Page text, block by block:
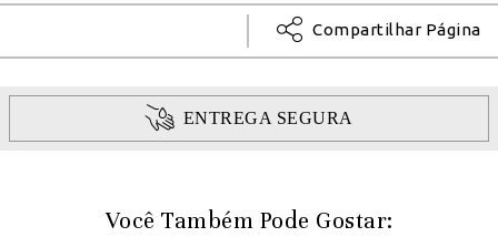
Compartilhar Página
ENTREGA SEGURA
Você Também Pode Gostar: